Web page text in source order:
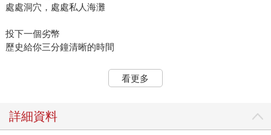
處處洞穴，處處私人海灘
投下一個劣幣
歷史給你三分鐘清晰的時間
一個痴人向第九個太陽
看更多
詳細資料